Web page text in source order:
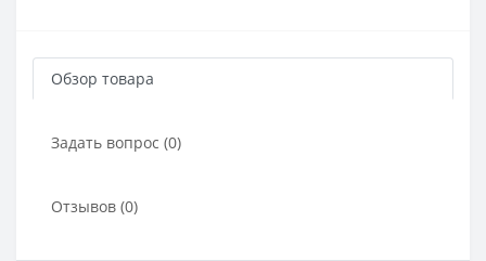
Обзор товара
Задать вопрос (0)
Отзывов (0)